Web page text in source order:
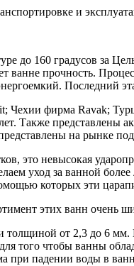
и
до 160 градусов за
прочность.
Последний
Чехии фирма Ravak;
Также
на рынке
это невысокая
уход за ванной
которых эти
этих ванн очень
толщиной от 2,3 до 6
чтобы ванны
при падении воды в